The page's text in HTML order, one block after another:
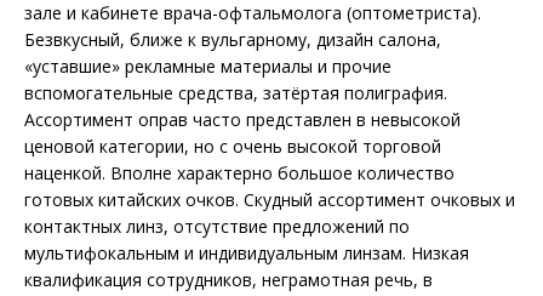
зале и кабинете врача-офтальмолога (оптометриста).
Безвкусный, ближе к вульгарному, дизайн салона,
«уставшие» рекламные материалы и прочие
вспомогательные средства, затёртая полиграфия.
Ассортимент оправ часто представлен в невысокой
ценовой категории, но с очень высокой торговой
наценкой. Вполне характерно большое количество
готовых китайских очков. Скудный ассортимент очковых и
контактных линз, отсутствие предложений по
мультифокальным и индивидуальным линзам. Низкая
квалификация сотрудников, неграмотная речь, в